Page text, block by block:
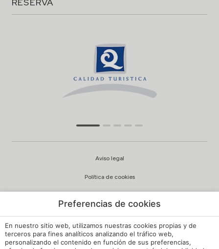
RESERVA
Aviso legal
Política de cookies
Política de Calidad y Medioambiente
Preferencias de cookies
En nuestro sitio web, utilizamos nuestras cookies propias y de
terceros para fines analíticos analizando el tráfico web,
personalizando el contenido en función de sus preferencias,